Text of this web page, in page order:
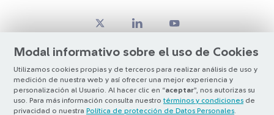
Modal informativo sobre el uso de Cookies
Utilizamos cookies propias y de terceros para realizar análisis de uso y
medición de nuestra web y así ofrecer una mejor experiencia y
personalización al Usuario. Al hacer clic en “aceptar”, nos autorizas su
uso. Para más información consulta nuestro términos y condiciones de
privacidad o nuestra Política de protección de Datos Personales
© Copyright Grupo SURA 2026